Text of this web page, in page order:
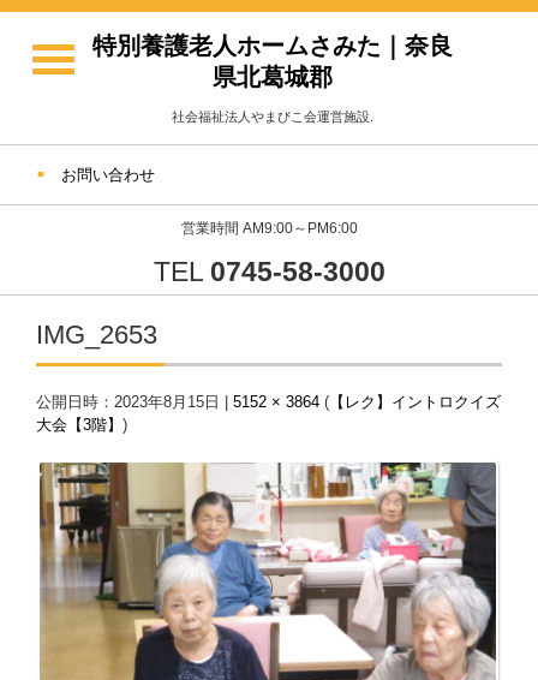
特別養護老人ホームさみた｜奈良
県北葛城郡
社会福祉法人やまびこ会運営施設.
お問い合わせ
営業時間 AM9:00～PM6:00
TEL 0745-58-3000
IMG_2653
公開日時： 2023年8月15日 5152 × 3864 ( 【レク】イントロクイズ
大会【3階】 )